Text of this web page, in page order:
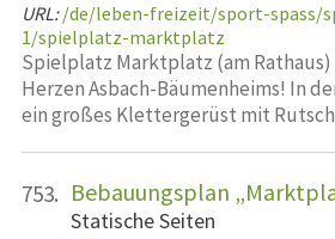
URL: /de/leben-freizeit/sport-spass/
1/spielplatz-marktplatz
Spielplatz Marktplatz (am
Herzen Asbach-Bäumenheims! In
ein großes Klettergerüst mit
753. Bebauungsplan
Statische Seiten